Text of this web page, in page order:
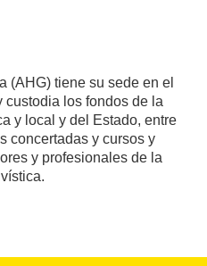
(AHG) tiene su sede en el
custodia los fondos de la
y local y del Estado, entre
concertadas y cursos y
y profesionales de la